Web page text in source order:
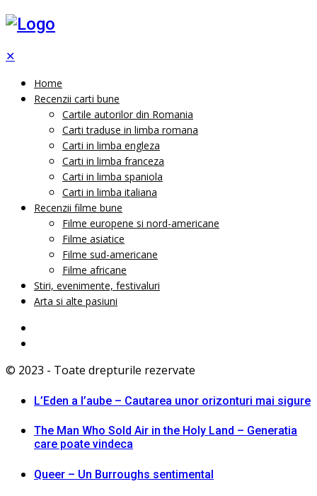
✕
Home
Recenzii carti bune
Cartile autorilor din Romania
Carti traduse in limba romana
Carti in limba engleza
Carti in limba franceza
Carti in limba spaniola
Carti in limba italiana
Recenzii filme bune
Filme europene si nord-americane
Filme asiatice
Filme sud-americane
Filme africane
Stiri, evenimente, festivaluri
Arta si alte pasiuni
© 2023 - Toate drepturile rezervate
L’Eden a I’aube – Cautarea unor orizonturi mai sigure
The Man Who Sold Air in the Holy Land – Generatia
care poate vindeca
Queer – Un Burroughs sentimental